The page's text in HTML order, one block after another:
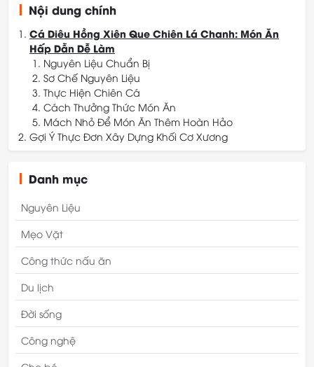
Nội dung chính
Cá Diêu Hồng Xiên Que Chiên Lá Chanh: Món Ăn
Hấp Dẫn Dễ Làm
Nguyên Liệu Chuẩn Bị
Sơ Chế Nguyên Liệu
Thực Hiện Chiên Cá
Cách Thưởng Thức Món Ăn
Mách Nhỏ Để Món Ăn Thêm Hoàn Hảo
Gợi Ý Thực Đơn Xây Dựng Khối Cơ Xương
Danh mục
Nguyên Liệu
Mẹo Vặt
Công thức nấu ăn
Du lịch
Đời sống
Công nghệ